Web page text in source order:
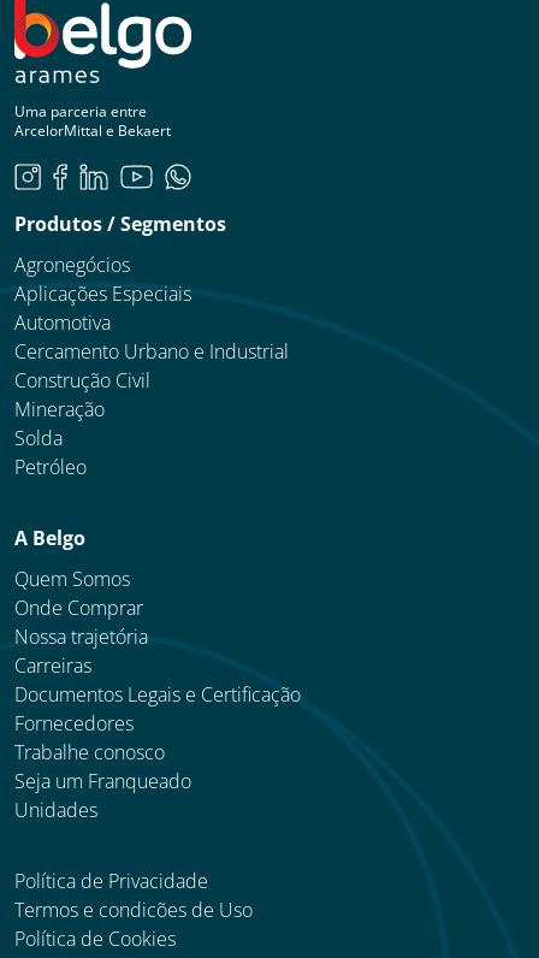
Uma parceria entre
ArcelorMittal e Bekaert
Produtos / Segmentos
Agronegócios
Aplicações Especiais
Automotiva
Cercamento Urbano e Industrial
Construção Civil
Mineração
Solda
Petróleo
A Belgo
Quem Somos
Onde Comprar
Nossa trajetória
Carreiras
Documentos Legais e Certificação
Fornecedores
Trabalhe conosco
Seja um Franqueado
Unidades
Política de Privacidade
Termos e condicões de Uso
Política de Cookies